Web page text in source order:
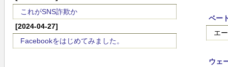
これがSNS詐欺か
[2024-04-27]
Facebookをはじめてみました。
ベー
エ
ウェ